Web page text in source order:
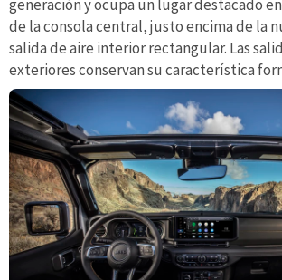
generación y ocupa un lugar destacado
de la consola central, justo encima de la
salida de aire interior rectangular. Las
exteriores conservan su característica